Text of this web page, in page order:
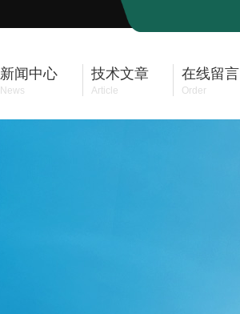
新闻中心
News
技术文章
Article
在线留言
Order